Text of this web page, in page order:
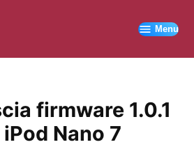
Menu
firmware 1.0.1
Nano 7